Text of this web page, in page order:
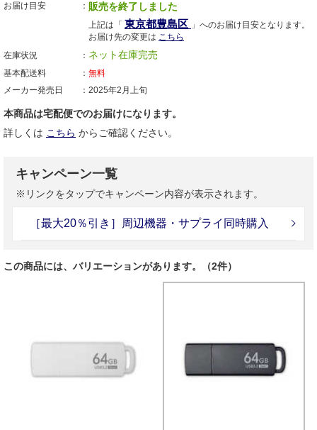
お届け目安
販売を終了しました
上記は「 東京都豊島区 」へのお届け目安となります。
お届け先の変更は こちら
在庫状況
ネット在庫完売
基本配送料
無料
メーカー発売日
2025年2月上旬
本商品は宅配便でのお届けになります。
詳しくは こちら からご確認ください。
キャンペーン一覧
※リンクをタップでキャンペーン内容が表示されます。
［最大20％引き］周辺機器・サプライ同時購入
この商品には、バリエーションがあります。（2件）